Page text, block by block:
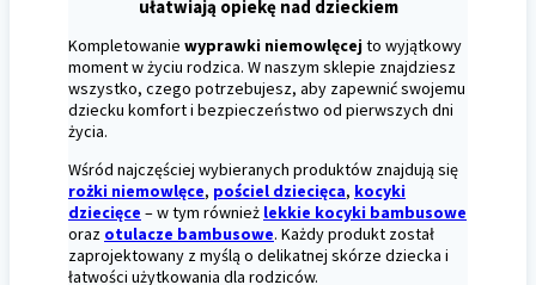
ułatwiają opiekę nad dzieckiem
Kompletowanie wyprawki niemowlęcejto wyjątkowy
moment w życiu rodzica. W naszym sklepie znajdziesz
wszystko, czego potrzebujesz, aby zapewnić swojemu
dziecku komfort i bezpieczeństwo od pierwszych dni
życia.
Wśród najczęściej wybieranych produktów znajdują się
rożki niemowlęce, pościel dziecięca, kocyki
dziecięce – w tym również lekkie kocyki bambusowe
oraz otulacze bambusowe. Każdy produkt został
zaprojektowany z myślą o delikatnej skórze dziecka i
łatwości użytkowania dla rodziców.